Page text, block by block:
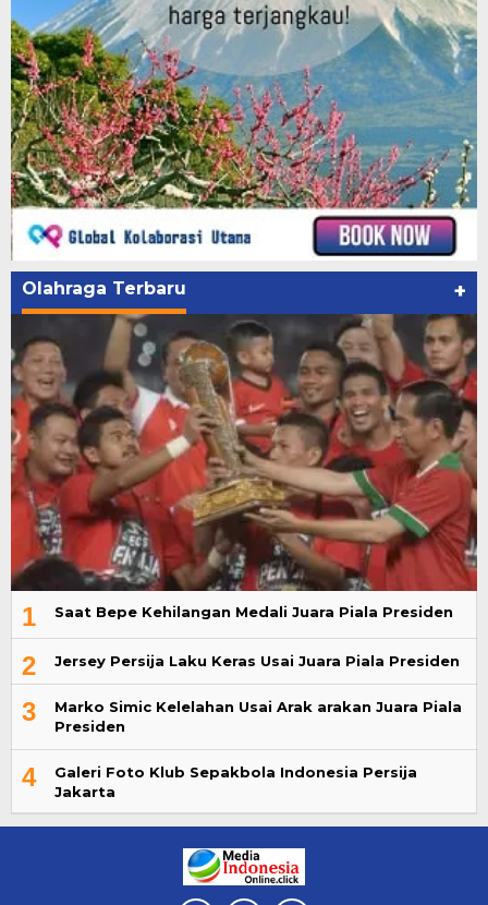
Olahraga Terbaru +
1 Saat Bepe Kehilangan Medali Juara Piala Presiden
2 Jersey Persija Laku Keras Usai Juara Piala Presiden
3
Marko Simic Kelelahan Usai Arak arakan Juara Piala
Presiden
4
Galeri Foto Klub Sepakbola Indonesia Persija
Jakarta